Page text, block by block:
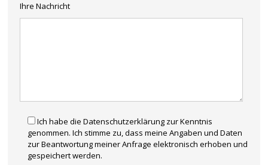
Ihre Nachricht
Ich habe die Datenschutzerklärung zur Kenntnis
genommen. Ich stimme zu, dass meine Angaben und Daten
zur Beantwortung meiner Anfrage elektronisch erhoben und
gespeichert werden.